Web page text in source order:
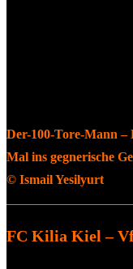
Der-100-Tore-Mann
Mal ins gegnerische
© Ismail Yesilyurt
FC Kilia Kiel –